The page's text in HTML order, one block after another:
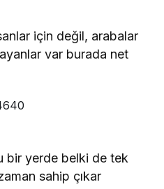
için değil, arabalar
var burada net
bir yerde belki de tek
sahip çıkar